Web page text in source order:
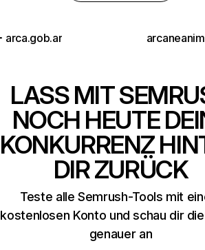
arca.gob.ar
LASS MIT
NOCH HEUTE
KONKURRENZ
DIR ZURÜCK
Teste alle Semrush-Tools mit
kostenlosen Konto und schau dir
genauer an